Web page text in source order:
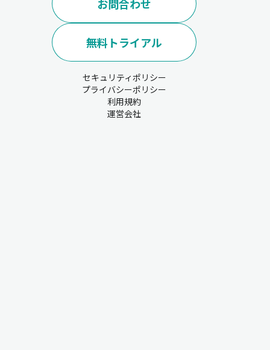
お問合わせ
無料トライアル
セキュリティポリシー
プライバシーポリシー
利用規約
運営会社